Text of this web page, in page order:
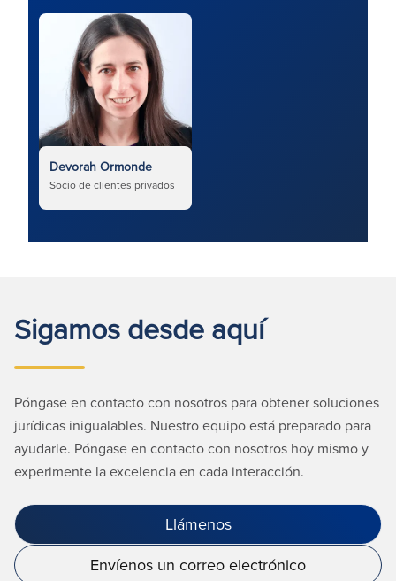
Devorah Ormonde
Socio de clientes privados
Sigamos desde aquí
Póngase en contacto con nosotros para obtener soluciones
jurídicas inigualables. Nuestro equipo está preparado para
ayudarle. Póngase en contacto con nosotros hoy mismo y
experimente la excelencia en cada interacción.
Llámenos
Envíenos un correo electrónico